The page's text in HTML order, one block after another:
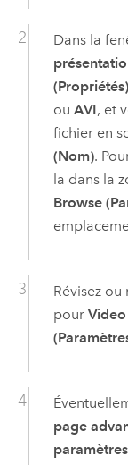
Dans la
(Propriétés)
ou AVI, et
fichier en
(Nom).
la dans la
Browse
Révisez
pour Video
page